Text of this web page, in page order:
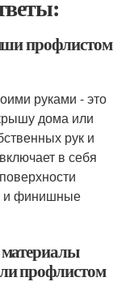
профлистом
руками - это
дома или
рук и
в себя
и финишные
профлистом